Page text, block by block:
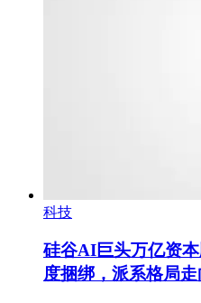
科技
硅谷AI巨头万亿资
度捆绑，派系格局